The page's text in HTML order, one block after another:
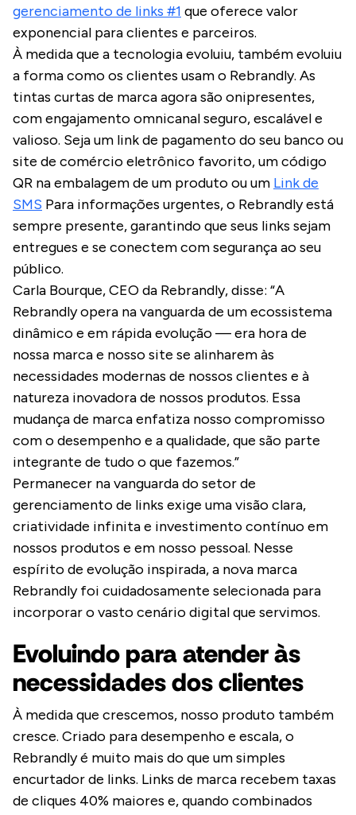
gerenciamento de links #1 que oferece valor
exponencial para clientes e parceiros.
À medida que a tecnologia evoluiu, também evoluiu
a forma como os clientes usam o Rebrandly. As
tintas curtas de marca agora são onipresentes,
com engajamento omnicanal seguro, escalável e
valioso. Seja um link de pagamento do seu banco ou
site de comércio eletrônico favorito, um código
QR na embalagem de um produto ou um Link de
SMS Para informações urgentes, o Rebrandly está
sempre presente, garantindo que seus links sejam
entregues e se conectem com segurança ao seu
público.
Carla Bourque, CEO da Rebrandly, disse: “A
Rebrandly opera na vanguarda de um ecossistema
dinâmico e em rápida evolução — era hora de
nossa marca e nosso site se alinharem às
necessidades modernas de nossos clientes e à
natureza inovadora de nossos produtos. Essa
mudança de marca enfatiza nosso compromisso
com o desempenho e a qualidade, que são parte
integrante de tudo o que fazemos.”
Permanecer na vanguarda do setor de
gerenciamento de links exige uma visão clara,
criatividade infinita e investimento contínuo em
nossos produtos e em nosso pessoal. Nesse
espírito de evolução inspirada, a nova marca
Rebrandly foi cuidadosamente selecionada para
incorporar o vasto cenário digital que servimos.
Evoluindo para atender às
necessidades dos clientes
À medida que crescemos, nosso produto também
cresce. Criado para desempenho e escala, o
Rebrandly é muito mais do que um simples
encurtador de links. Links de marca recebem taxas
de cliques 40% maiores e, quando combinados